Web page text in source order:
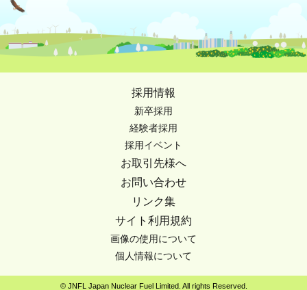
採用情報
新卒採用
経験者採用
採用イベント
お取引先様へ
お問い合わせ
リンク集
サイト利用規約
画像の使用について
個人情報について
© JNFL Japan Nuclear Fuel Limited. All rights Reserved.